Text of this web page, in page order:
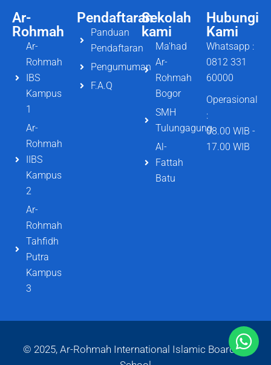
Ar-
Rohmah
Ar-
Rohmah
IBS
Kampus
1
Ar-
Rohmah
IIBS
Kampus
2
Ar-
Rohmah
Tahfidh
Putra
Kampus
3
Pendaftaran
Panduan
Pendaftaran
Pengumuman
F.A.Q
Hubungi
Kami
Whatsapp :
0812 331
60000
Operasional
:
08.00 WIB -
17.00 WIB
Sekolah
kami
Ma'had
Ar-
Rohmah
Bogor
SMH
Tulungagung
Al-
Fattah
Batu
© 2025, Ar-Rohmah International Islamic Boarding